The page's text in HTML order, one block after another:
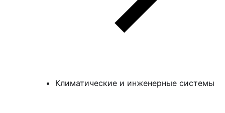
Климатические и инженерные системы